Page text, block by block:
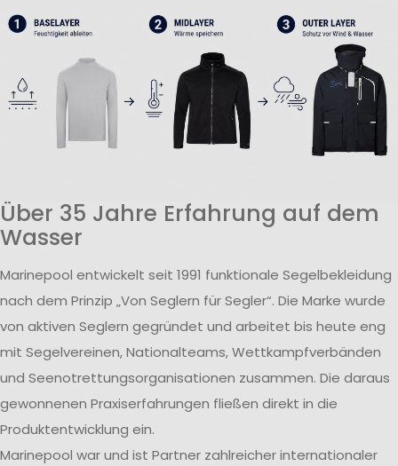
Über 35 Jahre Erfahrung auf dem
Wasser
Marinepool entwickelt seit 1991 funktionale Segelbekleidung
nach dem Prinzip „Von Seglern für Segler“. Die Marke wurde
von aktiven Seglern gegründet und arbeitet bis heute eng
mit Segelvereinen, Nationalteams, Wettkampfverbänden
und Seenotrettungsorganisationen zusammen. Die daraus
gewonnenen Praxiserfahrungen fließen direkt in die
Produktentwicklung ein.
Marinepool war und ist Partner zahlreicher internationaler